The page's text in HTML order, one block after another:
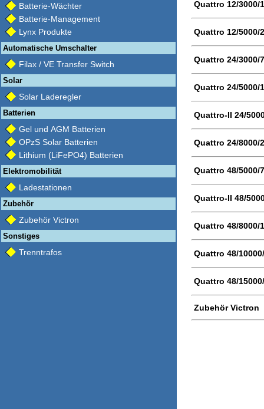
Batterie-Wächter
Batterie-Management
Lynx Produkte
Automatische Umschalter
Filax / VE Transfer Switch
Solar
Solar Laderegler
Batterien
Gel und AGM Batterien
OPzS Solar Batterien
Lithium (LiFePO4) Batterien
Elektromobilität
Ladestationen
Zubehör
Zubehör Victron
Sonstiges
Trenntrafos
Quattro 12/3000/
Quattro 12/5000/
Quattro 24/3000/
Quattro 24/5000/
Quattro-II 24/
Quattro 24/8000/
Quattro 48/5000/
Quattro-II 48/
Quattro 48/8000/
Quattro 48/
Quattro 48/
Zubehör Victron